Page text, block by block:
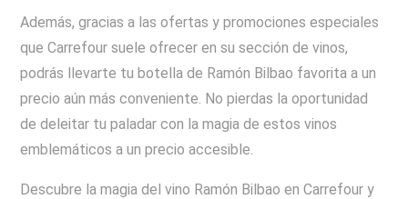
Además, gracias a las ofertas y promociones especiales
que Carrefour suele ofrecer en su sección de vinos,
podrás llevarte tu botella de Ramón Bilbao favorita a un
precio aún más conveniente. No pierdas la oportunidad
de deleitar tu paladar con la magia de estos vinos
emblemáticos a un precio accesible.
Descubre la magia del vino Ramón Bilbao en Carrefour y